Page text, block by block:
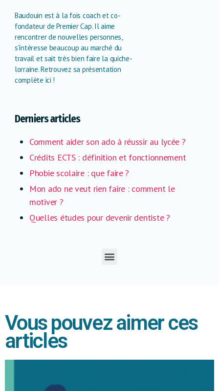
Baudouin est à la fois coach et co-
fondateur de Premier Cap. Il aime
rencontrer de nouvelles personnes,
s'intéresse beaucoup au marché du
travail et sait très bien faire la quiche-
lorraine. Retrouvez sa présentation
complète ici !
Derniers articles
Comment aider son ado à réussir au lycée ?
Crédits ECTS : définition et fonctionnement
Phobie scolaire : que faire ?
Mon ado ne veut rien faire : comment le
motiver ?
Quelles études pour devenir dentiste ?
Vous pouvez aimer ces
articles